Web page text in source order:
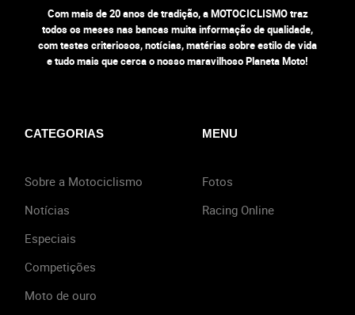
Com mais de 20 anos de tradição, a MOTOCICLISMO traz
todos os meses nas bancas muita informação de qualidade,
com testes criteriosos, notícias, matérias sobre estilo de vida
e tudo mais que cerca o nosso maravilhoso Planeta Moto!
CATEGORIAS
Sobre a Motociclismo
Notícias
Especiais
Competições
Moto de ouro
MENU
Fotos
Racing Online